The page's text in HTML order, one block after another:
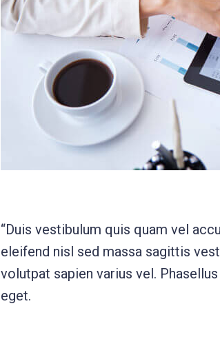
“Duis vestibulum quis quam vel
eleifend nisl sed massa sagittis
volutpat sapien varius vel.
eget.